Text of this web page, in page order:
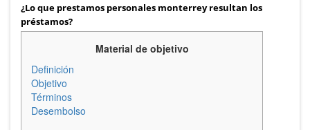
¿Lo que prestamos personales monterrey resultan los
préstamos?
Material de objetivo
Definición
Objetivo
Términos
Desembolso